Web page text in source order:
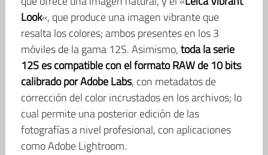
Look«, que produce una imagen vibrante que
resalta los colores; ambos presentes en los 3
móviles de la gama 12S. Asimismo,toda la serie
12S es compatible con el formato RAW de 10 bits
calibrado por Adobe Labs, con metadatos de
corrección del color incrustados en los archivos; lo
cual permite una posterior edición de las
fotografías a nivel profesional, con aplicaciones
como Adobe Lightroom.